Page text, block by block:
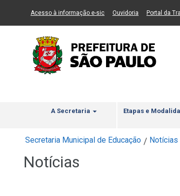
Ir ao Conteúdo Ir para menu principal 2 Ir
Acesso à informação e-sic(Link para um novo sítio)
Ouvidoria (Link para um
Portal da
A Secretaria Etapas e
Secretaria Municipal de Educação / Notícias
Notícias